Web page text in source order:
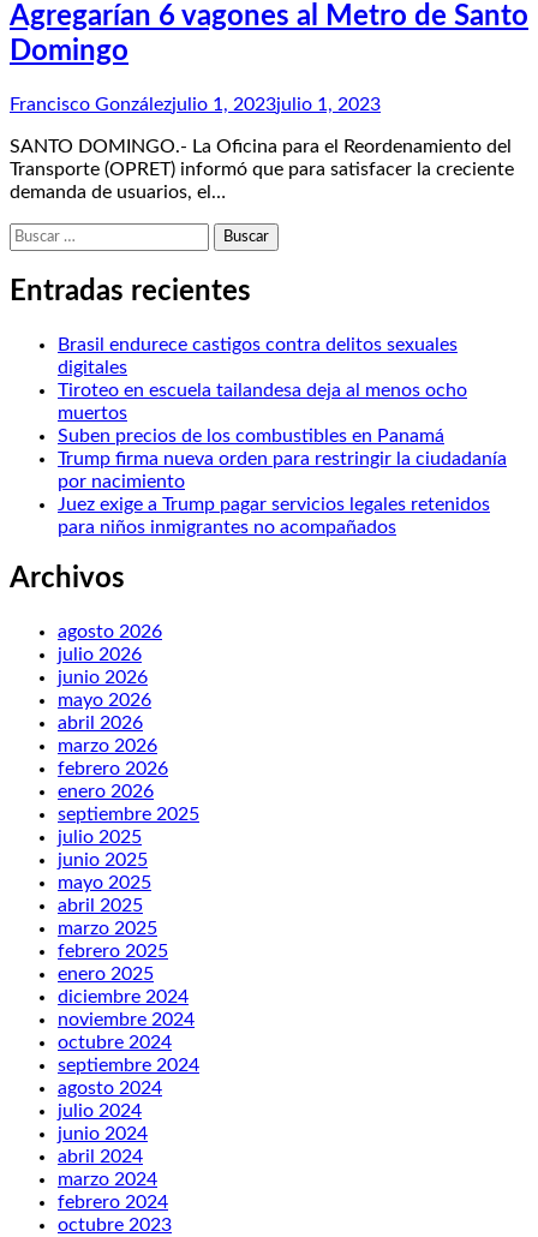
Agregarían 6 vagones al Metro de Santo
Domingo
Francisco Gonzálezjulio 1, 2023julio 1, 2023
SANTO DOMINGO.- La Oficina para el Reordenamiento del
Transporte (OPRET) informó que para satisfacer la creciente
demanda de usuarios, el…
Buscar:
Entradas recientes
Brasil endurece castigos contra delitos sexuales
digitales
Tiroteo en escuela tailandesa deja al menos ocho
muertos
Suben precios de los combustibles en Panamá
Trump firma nueva orden para restringir la ciudadanía
por nacimiento
Juez exige a Trump pagar servicios legales retenidos
para niños inmigrantes no acompañados
Archivos
agosto 2026
julio 2026
junio 2026
mayo 2026
abril 2026
marzo 2026
febrero 2026
enero 2026
septiembre 2025
julio 2025
junio 2025
mayo 2025
abril 2025
marzo 2025
febrero 2025
enero 2025
diciembre 2024
noviembre 2024
octubre 2024
septiembre 2024
agosto 2024
julio 2024
junio 2024
abril 2024
marzo 2024
febrero 2024
octubre 2023